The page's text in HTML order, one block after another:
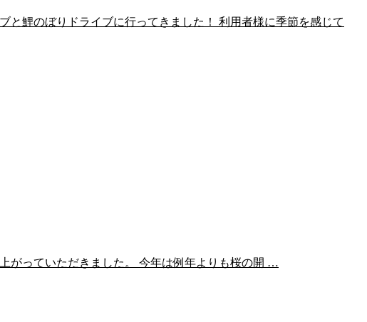
と鯉のぼりドライブに行ってきました！ 利用者様に季節を感じて
がっていただきました。 今年は例年よりも桜の開 …